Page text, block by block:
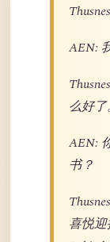
AEN:
么好了
AEN:
书？
喜悦迎